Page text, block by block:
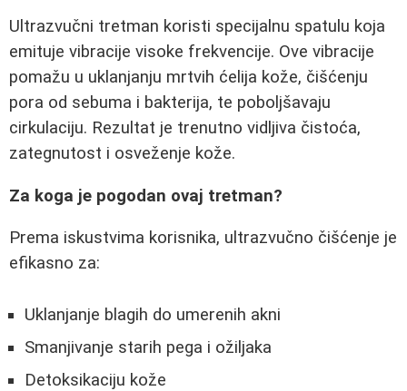
Ultrazvučni tretman koristi specijalnu spatulu koja
emituje vibracije visoke frekvencije. Ove vibracije
pomažu u uklanjanju mrtvih ćelija kože, čišćenju
pora od sebuma i bakterija, te poboljšavaju
cirkulaciju. Rezultat je trenutno vidljiva čistoća,
zategnutost i osveženje kože.
Za koga je pogodan ovaj tretman?
Prema iskustvima korisnika, ultrazvučno čišćenje je
efikasno za:
Uklanjanje blagih do umerenih akni
Smanjivanje starih pega i ožiljaka
Detoksikaciju kože